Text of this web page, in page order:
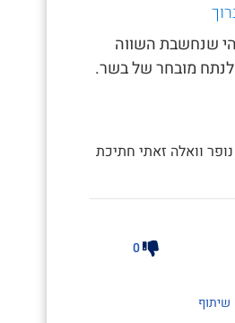
שנחשבת השווה
לנתח מובחר של בשר.
וואלה זאתי חתיכת
0
שיתוף